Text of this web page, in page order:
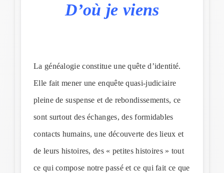
D’où je viens
La généalogie constitue une quête d’identité.
Elle fait mener une enquête quasi-judiciaire
pleine de suspense et de rebondissements, ce
sont surtout des échanges, des formidables
contacts humains, une découverte des lieux et
de leurs histoires, des « petites histoires » tout
ce qui compose notre passé et ce qui fait ce que